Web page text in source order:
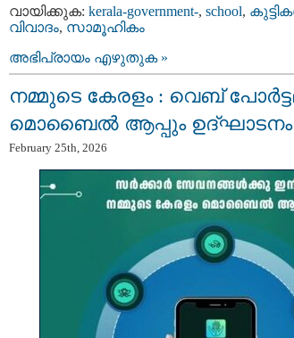
വായിക്കുക: kerala-government-, school,
വിവാദം, സാമൂഹികം
അഭിപ്രായം എഴുതുക »
നമ്മുടെ കേരളം : വെബ്
മൊബൈൽ ആപ്പും
February 25th, 2026